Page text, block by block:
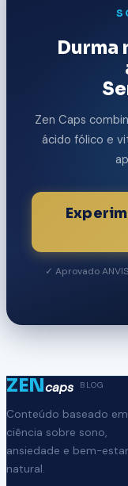
Durma
Zen Caps
ácido fólico e
✓ Aprovado
ZENcaps BLOG
Conteúdo baseado em
ciência sobre sono,
ansiedade e bem-estar
natural.